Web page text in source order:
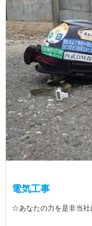
電気工事